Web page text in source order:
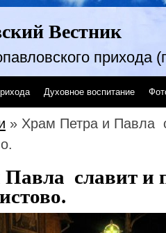
Вестник
прихода
Духовное воспитание
» Храм Петра и Павла
славит и